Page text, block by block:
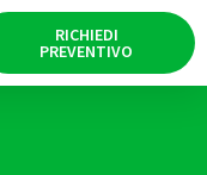
RICHIEDI
PREVENTIVO